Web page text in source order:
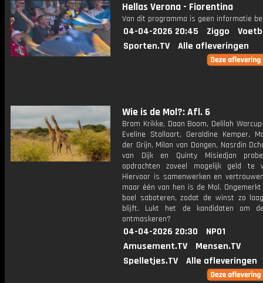
Hellas Verona - Fiorentina
Van dit programma is geen informatie
04-04-2026 20:45 Ziggo
Sporten.TV
Alle afleveringen
Wie is de Mol?: Afl. 6
Bram Krikke, Daan Boom, Delilah
Eveline Stallaart, Geraldine Kemper,
der Grijn, Milan van Dongen, Nasrdin
van Dijk en Quinty Misiedjan
opdrachten zoveel mogelijk geld te
Hiervoor is samenwerken en
maar één van hen is de Mol.
boel saboteren, zodat de winst zo
blijft. Lukt het de kandidaten om
ontmaskeren?
04-04-2026 20:30
NPO1
Amusement.TV
Mensen.TV
Spelletjes.TV
Alle afleveringen